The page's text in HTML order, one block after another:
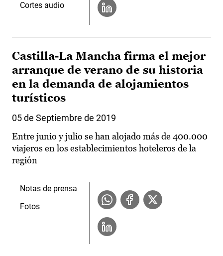
Cortes audio
Castilla-La Mancha firma el mejor
arranque de verano de su historia
en la demanda de alojamientos
turísticos
05 de Septiembre de 2019
Entre junio y julio se han alojado más de 400.000
viajeros en los establecimientos hoteleros de la
región
Notas de prensa
Fotos